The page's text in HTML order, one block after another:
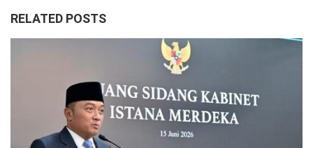
RELATED POSTS